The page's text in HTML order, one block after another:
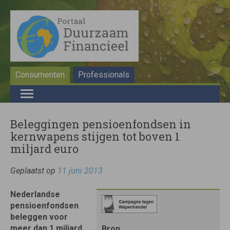
Consumenten Professionals
Beleggingen pensioenfondsen in
kernwapens stijgen tot boven 1
miljard euro
Geplaatst op 11 juni 2013
Nederlandse
pensioenfondsen
beleggen voor